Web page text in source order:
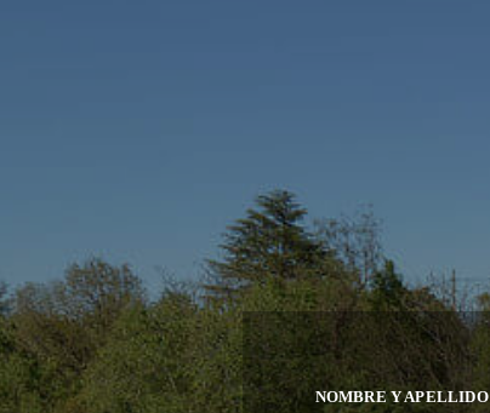
NOMBRE Y APELLIDO